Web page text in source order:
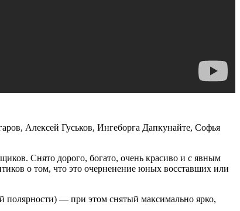
Алексей Гуськов, Ингеборга Дапкунайте, Софья
Снято дорого, богато, очень красиво и с явным
о том, что это очерненение юных восставших или
полярности) — при этом снятый максимально ярко,